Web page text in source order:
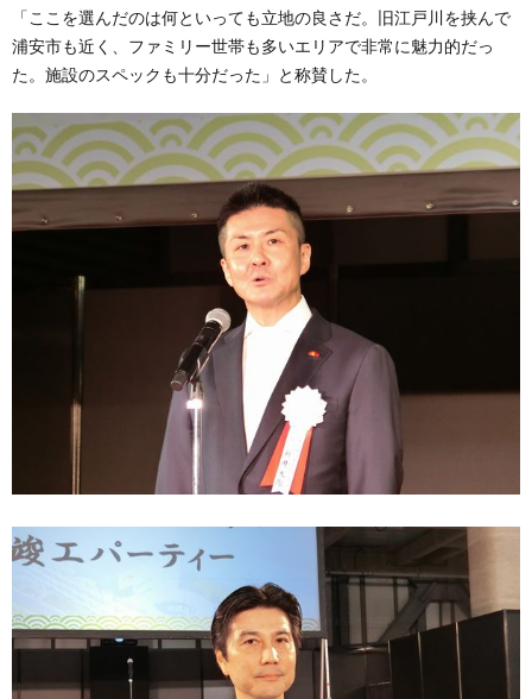
「ここを選んだのは何といっても立地の良さだ。旧江戸川を挟んで
浦安市も近く、ファミリー世帯も多いエリアで非常に魅力的だっ
た。施設のスペックも十分だった」と称賛した。